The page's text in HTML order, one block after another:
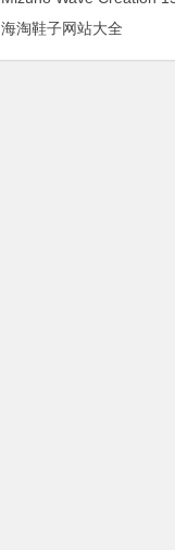
海淘鞋子网站大全